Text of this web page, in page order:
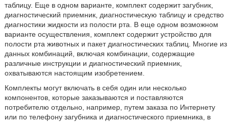
таблицу. Еще в одном варианте, комплект содержит загубник,
диагностический приемник, диагностическую таблицу и средство
диагностики жидкости из полости рта. В еще одном возможном
варианте осуществления, комплект содержит устройство для
полости рта животных и пакет диагностических таблиц. Многие из
данных комбинаций, включая комбинации, содержащие
различные инструкции и диагностический приемник,
охватываются настоящим изобретением.
Комплекты могут включать в себя один или несколько
компонентов, которые заказываются и поставляются
потребителю отдельно, например, путем заказа по Интернету
или по телефону загубника и диагностического приемника, в